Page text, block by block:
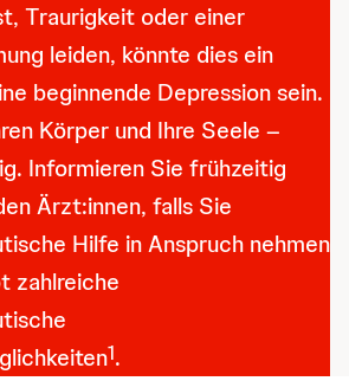
Traurigkeit oder einer
leiden, könnte dies ein
beginnende Depression sein.
Körper und Ihre Seele –
Informieren Sie frühzeitig
Ärzt:innen, falls Sie
Hilfe in Anspruch nehmen
zahlreiche
1.